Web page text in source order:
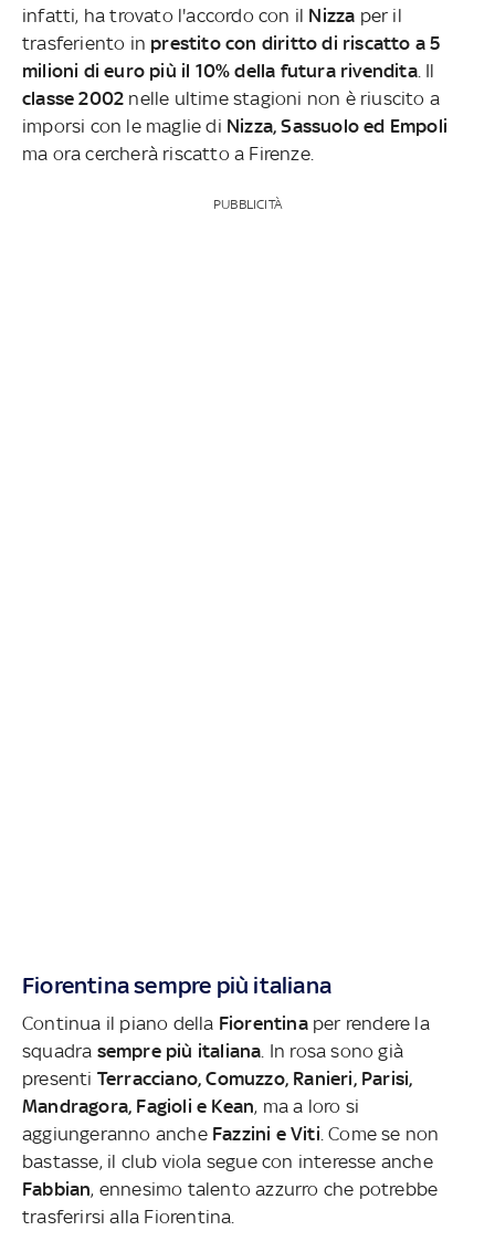
infatti, ha trovato l'accordo con il Nizza per il
trasferiento in prestito con diritto di riscatto a 5
milioni di euro più il 10% della futura rivendita. Il
classe 2002 nelle ultime stagioni non è riuscito a
imporsi con le maglie di Nizza, Sassuolo ed Empoli
ma ora cercherà riscatto a Firenze.
PUBBLICITÀ
Fiorentina sempre più italiana
Continua il piano della Fiorentina per rendere la
squadra sempre più italiana . In rosa sono già
presenti Terracciano, Comuzzo, Ranieri, Parisi,
Mandragora, Fagioli e Kean, ma a loro si
aggiungeranno anche Fazzini e Viti . Come se non
bastasse, il club viola segue con interesse anche
Fabbian, ennesimo talento azzurro che potrebbe
trasferirsi alla Fiorentina.